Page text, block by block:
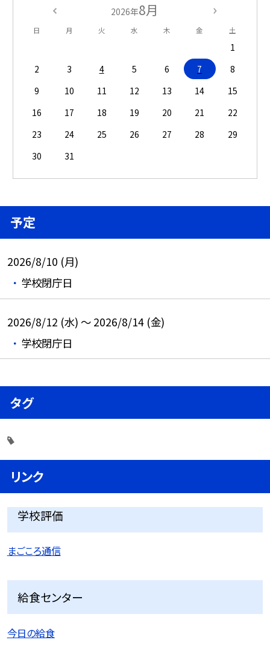
2026年8月
日 月 火 水 木 金 土
1
2
3 4 5 6 7
8
9
10 11 12 13 14
15
16
17 18 19 20 21
22
23
24 25 26 27 28
29
30
31
予定
2026/8/10 (月)
学校閉庁日
2026/8/12 (水) ～ 2026/8/14 (金)
学校閉庁日
タグ
リンク
学校評価
まごころ通信
給食センター
今日の給食